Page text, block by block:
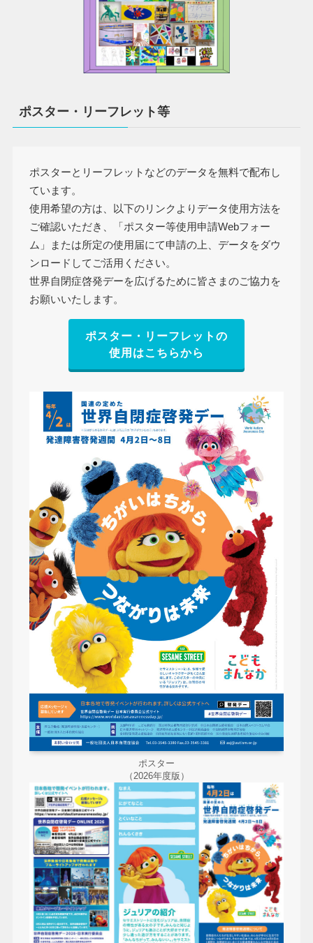
ポスター・リーフレット等
ポスターとリーフレットなどのデータを無料で配布し
ています。
使用希望の方は、以下のリンクよりデータ使用方法を
ご確認いただき、「ポスター等使用申請Webフォー
ム」または所定の使用届にて申請の上、データをダウ
ンロードしてご活用ください。
世界自閉症啓発デーを広げるために皆さまのご協力を
お願いいたします。
ポスター・リーフレットの
使用はこちらから
ポスター
（2026年度版）